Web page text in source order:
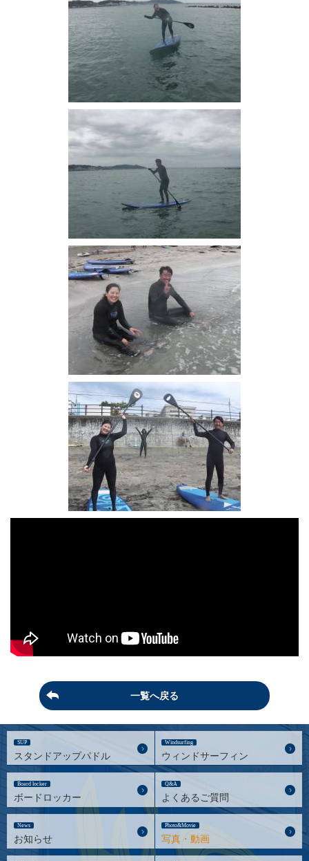
一覧へ戻る
SUP
スタンドアップパドル
Windsurfing
ウィンドサーフィン
Board locker
ボードロッカー
Q&A
よくあるご質問
News
お知らせ
Photo&Movie
写真・動画